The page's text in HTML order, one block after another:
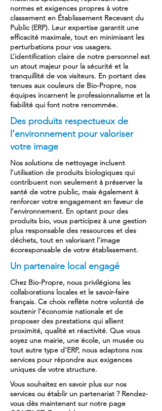
normes et exigences propres à votre
classement en Établissement Recevant du
Public (ERP). Leur expertise garantit une
efficacité maximale, tout en minimisant les
perturbations pour vos usagers.
L’identification claire de notre personnel est
un atout majeur pour la sécurité et la
tranquillité de vos visiteurs. En portant des
tenues aux couleurs de Bio-Propre, nos
équipes incarnent le professionnalisme et la
fiabilité qui font notre renommée.
Des produits respectueux de
l’environnement pour valoriser
votre image
Nos solutions de nettoyage incluent
l’utilisation de produits biologiques qui
contribuent non seulement à préserver la
santé de votre public, mais également à
renforcer votre engagement en faveur de
l’environnement. En optant pour des
produits bio, vous participez à une gestion
plus responsable des ressources et des
déchets, tout en valorisant l’image
écoresponsable de votre établissement.
Un partenaire local engagé
Chez Bio-Propre, nous privilégions les
collaborations locales et le savoir-faire
français. Ce choix reflète notre volonté de
soutenir l’économie nationale et de
proposer des prestations qui allient
proximité, qualité et réactivité. Que vous
soyez une mairie, une école, un musée ou
tout autre type d’ERP, nous adaptons nos
services pour répondre aux exigences
uniques de votre structure.
Vous souhaitez en savoir plus sur nos
services ou établir un partenariat ? Rendez-
vous dès maintenant sur notre page